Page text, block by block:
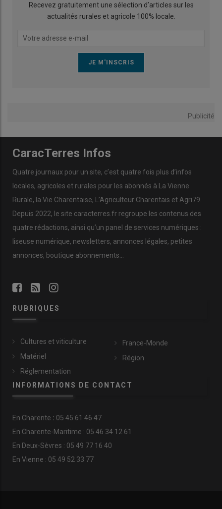
Recevez gratuitement une sélection d’articles sur les
actualités rurales et agricole 100% locale.
Publicité
CaracTerres Infos
Quatre journaux pour un site, c’est quatre fois plus d’infos
locales, agricoles et rurales pour les abonnés à La Vienne
Rurale, la Vie Charentaise, L’Agriculteur Charentais et Agri79.
Depuis 2022, le site caracterres.fr regroupe les contenus des
quatre rédactions, ainsi qu’un panel de services numériques :
liseuse numérique, newsletters, annonces légales, petites
annonces, boutique abonnements…
RUBRIQUES
Cultures et viticulture
Matériel
Réglementation
France-Monde
Région
INFORMATIONS DE CONTACT
En Charente : 05 45 61 46 47
En Charente-Maritime : 05 46 34 12 61
En Deux-Sèvres : 05 49 77 16 40
En Vienne : 05 49 52 33 77